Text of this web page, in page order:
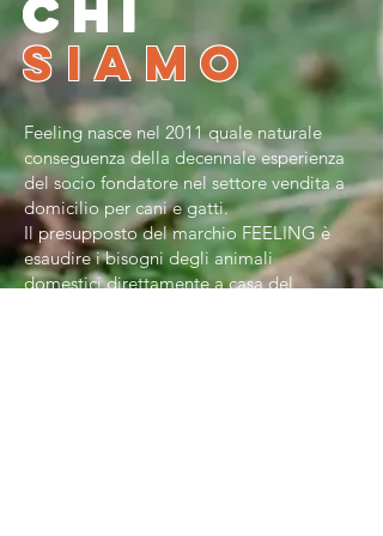
CHI
SIAMO
Feeling nasce nel 2011 quale naturale
conseguenza della decennale esperienza
del socio fondatore nel settore vendita a
domicilio per cani e gatti.
Il presupposto del marchio FEELING è
esaudire i bisogni degli animali
domestici direttamente a casa del